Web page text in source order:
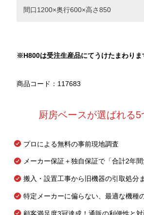
間口1200×奥行600×高さ850
※H800は受注生産品にてうけたまわりま
商品コード：117683
厨房ベースが選ばれる5
プロによる無料の事前現地調査
メーカー保証＋独自保証で「合計2年間
搬入・設置工事から旧機器の引取処分
特定メーカーに偏らない、最適な機種
顧客満足度3冠達成！通販の利便性と